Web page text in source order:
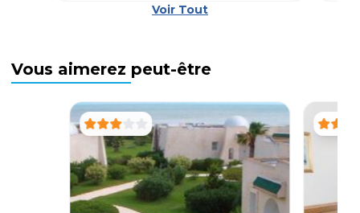
Voir Tout
Vous aimerez peut-être